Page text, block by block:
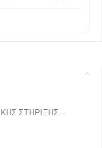
ΣΤΗΡΙΞΗΣ –